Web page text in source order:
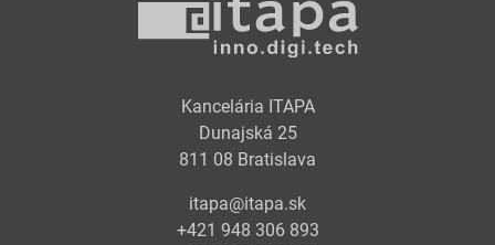
Kancelária ITAPA
Dunajská 25
811 08 Bratislava
itapa@itapa.sk
+421 948 306 893